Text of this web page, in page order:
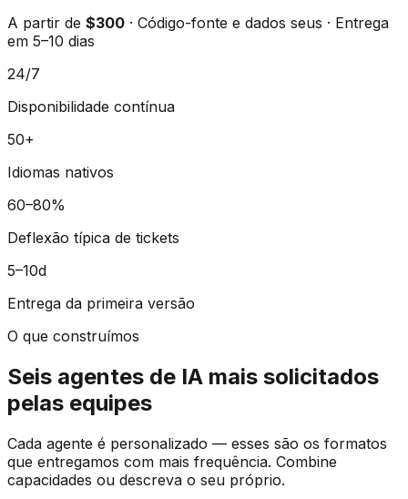
A partir de $300 · Código-fonte e dados seus · Entrega
em 5–10 dias
24/7
Disponibilidade contínua
50+
Idiomas nativos
60–80%
Deflexão típica de tickets
5–10d
Entrega da primeira versão
O que construímos
Seis agentes de IA mais solicitados
pelas equipes
Cada agente é personalizado — esses são os formatos
que entregamos com mais frequência. Combine
capacidades ou descreva o seu próprio.